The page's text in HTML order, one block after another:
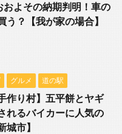
およその納期判明！車の
う？【我が家の場合】
グルメ 道の駅
作り村】五平餅とヤギ
れるバイカーに人気の
市】